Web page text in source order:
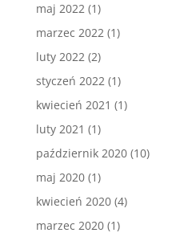
maj 2022(1)
marzec 2022(1)
luty 2022(2)
styczeń 2022(1)
kwiecień 2021 (1)
luty 2021 (1)
październik 2020(10)
maj 2020(1)
kwiecień 2020(4)
marzec 2020(1)